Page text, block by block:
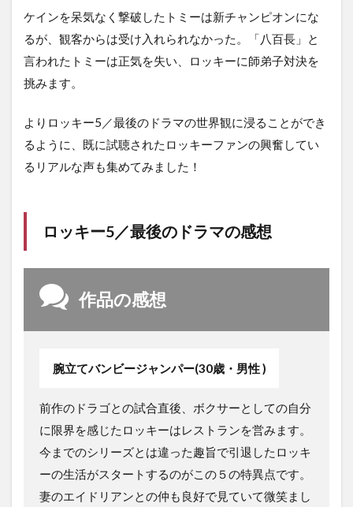
ケインを呆気なく撃破したトミーは新チャンピオンにな
るが、観客からは受け入れられなかった。「八百長」と
言われたトミーは正気を失い、ロッキーに師弟子対決を
挑みます。
よりロッキー5／最後のドラマの世界観に浸ることができ
るように、既に試聴されたロッキーファンの興奮してい
るリアルな声も集めてみました！
ロッキー5／最後のドラマの感想
作品の感想
腕立てバンビージャンパー(30歳・男性 )
前作のドラゴとの試合直後、ボクサーとしての自分
に限界を感じたロッキーはレストランを営みます。
今までのシリーズとは違った趣旨で引退したロッキ
ーの生活がスタートするのがこの５の特異点です。
妻のエイドリアンとの仲も良好で見ていて微笑まし